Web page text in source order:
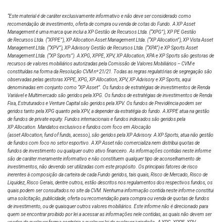
conforme venham a ocorrer: (a) amortizações, ou
seja, devoluções aos Cotistas do custo de
aquisição (histórico) do investimento realizado
em Ativo Imobiliário detido pelo Fundo, em caso
de alienação total ou parcial do referido
investimento; e (b) baixas de valor contábil de
Sociedade Investida a zero, em decorrência de
eventual decretação de falência de uma
Sociedade Investida.
Rodrigo Pavone
Analista
Vinicius Salgado
Analista
Larissa Gavioli
Engenharia
Flavia Arranz
“Este material é de caráter exclusivamente informativo e não deve ser considerado como
recomendação de investimento, oferta de compra ou venda de cotas do Fundo. A XP Asset
Management é uma marca que inclui a XP Gestão de Recursos Ltda. (“XPG”), XP PE Gestão
de Recursos Ltda. (“XPPE”), XP Allocation Asset Management Ltda. (“XP Allocation”), XP Vista Asset
Management Ltda. (“XPV”), XP Advisory Gestão de Recursos Ltda. (“XPA”) e XP Sports Asset
Management Ltda. (“XP Sports”). A XPG, XPPE, XPV, XP Allocation, XPA e XP Sports são gestoras de
recursos de valores mobiliários autorizadas pela Comissão de Valores Mobiliários – CVM e
constituídas na forma da Resolução CVM nº 21/21. Todas as regras regulatórias de segregação são
observadas pelas gestoras XPPE, XPG, XP Allocation, XPV, XP Advisory e XP Sports, aqui
denominadas em conjunto como “XP Asset”. Os fundos de estratégias de investimentos de Renda
Variável e Multimercado são geridos pela XPG. Os fundos de estratégias de investimentos de Renda
Fixa, Estruturados e Venture Capital são geridos pela XPV. Os fundos de Previdência podem ser
geridos tanto pela XPG quanto pela XPV, a depender da estratégia do fundo. A XPPE atua na gestão
de fundos de private equity. Fundos internacionais e fundos indexados são geridos pela
XP Allocation. Mandatos exclusivos e fundos com foco em Alocação
(asset Allocation, fund of funds, acesso), são geridos pela XP Advisory. A XP Sports, atua não gestão
de fundos com foco no setor esportivo. A XP Asset não comercializa nem distribui quotas de
fundos de investimento ou qualquer outro ativo financeiro. As informações contidas neste informe
são de caráter meramente informativo e não constituem qualquer tipo de aconselhamento de
investimentos, não devendo ser utilizadas com este propósito. Os principais fatores de risco
inerentes à composição da carteira de cada Fundo geridos, tais quais, Risco de Mercado, Risco de
Liquidez, Risco Gerais, dentre outros, estão descritos nos regulamentos dos respectivos fundos, os
quais podem ser consultados no site da CVM. Nenhuma informação contida neste informe constitui
uma solicitação, publicidade, oferta ou recomendação para compra ou venda de quotas de fundos
de investimento, ou de quaisquer outros valores mobiliários. Este informe não é direcionado para
quem se encontrar proibido por lei a acessar as informações nele contidas, as quais não devem ser